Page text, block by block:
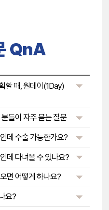
QnA
할 때, 원데이(1Day)
들이 자주 묻는 질문
데 수술 가능한가요?
데 다녀올 수 있나요?
면 어떻게 하나요?
요?